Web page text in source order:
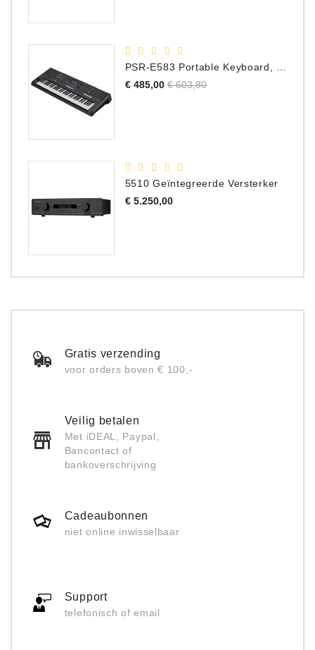
€ 485,00 Normale
€ 603,80Prijs
5510 Geïntegreerde Versterker
€ 5.250,00Prijs
Gratis verzending
voor orders boven € 100,-
Veilig betalen
Met iDEAL, Paypal,
Bancontact of
bankoverschrijving
Cadeaubonnen
niet online inwisselbaar
Support
telefonisch of email